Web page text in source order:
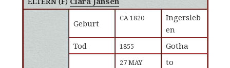
Geburt
CA 1820
Ingersleb
en
Tod
1855 Gotha
27 MAY
to